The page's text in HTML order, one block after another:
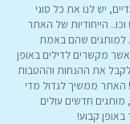
יש לנו את כל סוגי
הייחודיות של האתר
למותגים שהם באמת
מקשרים לדילים באופן
את ההנחות וההטבות
האתר ממשיך לגדול מדי
מותגים חדשים עולים
קבוע!